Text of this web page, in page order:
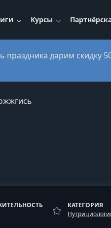
Курсы
праздника дарим скидку
КАТЕГОРИЯ